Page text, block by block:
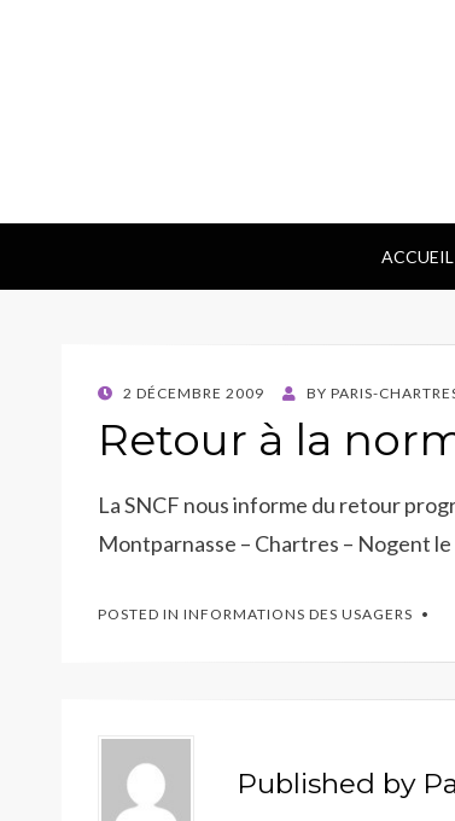
ACCUEIL
POSTED
2 DÉCEMBRE 2009 BY PARIS-
Retour à la
La SNCF nous informe du retour
Montparnasse – Chartres – Nogent
POSTED IN INFORMATIONS DES USAGERS
Published by